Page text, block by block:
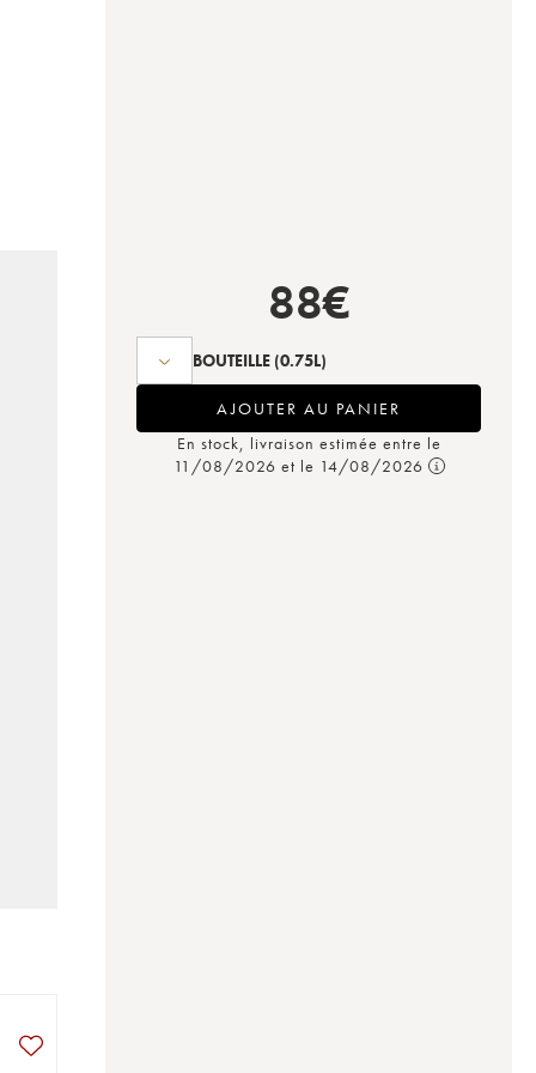
88€
BOUTEILLE (0.75L)
AJOUTER AU PANIER
En stock, livraison estimée entre le
11/08/2026 et le 14/08/2026